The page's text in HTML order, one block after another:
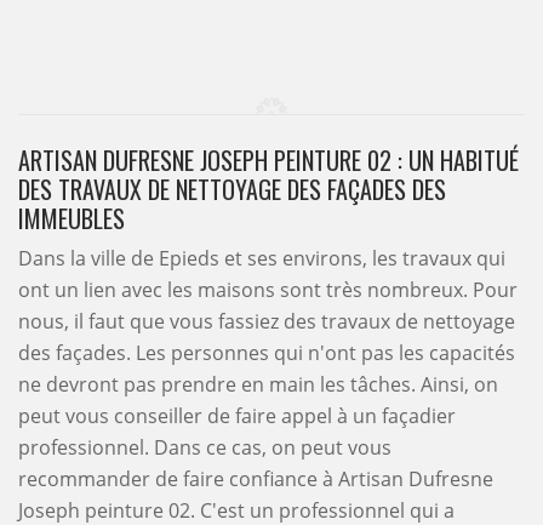
ARTISAN DUFRESNE JOSEPH PEINTURE 02 : UN HABITUÉ
DES TRAVAUX DE NETTOYAGE DES FAÇADES DES
IMMEUBLES
Dans la ville de Epieds et ses environs, les travaux qui
ont un lien avec les maisons sont très nombreux. Pour
nous, il faut que vous fassiez des travaux de nettoyage
des façades. Les personnes qui n'ont pas les capacités
ne devront pas prendre en main les tâches. Ainsi, on
peut vous conseiller de faire appel à un façadier
professionnel. Dans ce cas, on peut vous
recommander de faire confiance à Artisan Dufresne
Joseph peinture 02. C'est un professionnel qui a